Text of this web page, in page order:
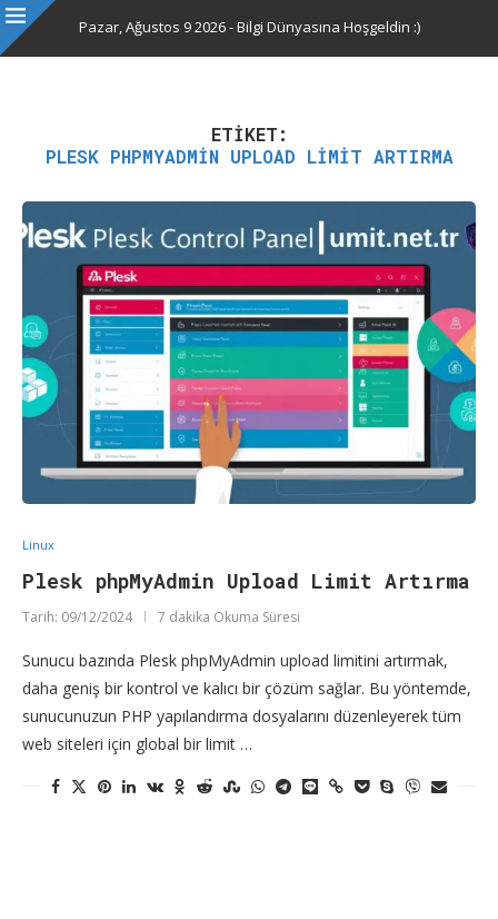
Pazar, Ağustos 9 2026 - Bilgi Dünyasına Hoşgeldin :)
ETIKET:
PLESK PHPMYADMIN UPLOAD LIMIT ARTIRMA
Linux
Plesk phpMyAdmin Upload Limit Artırma
Tarih: 09/12/2024 7 dakika Okuma Süresi
Sunucu bazında Plesk phpMyAdmin upload limitini artırmak,
daha geniş bir kontrol ve kalıcı bir çözüm sağlar. Bu yöntemde,
sunucunuzun PHP yapılandırma dosyalarını düzenleyerek tüm
web siteleri için global bir limit …